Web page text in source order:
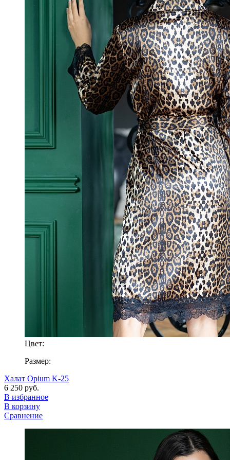
Цвет:
Размер:
Халат Opium K-25
6 250 руб.
В избранное
В корзину
Сравнение